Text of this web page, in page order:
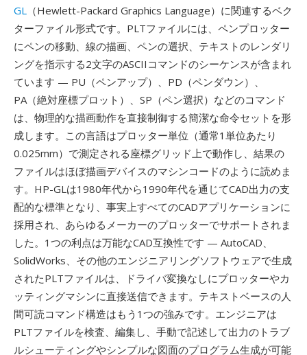
GL （Hewlett-Packard Graphics Language）に関連するベク
ターファイル形式です。PLTファイルには、ペンプロッター
にペンの移動、線の描画、ペンの選択、テキストのレンダリ
ングを指示する2文字のASCIIコマンドのシーケンスが含まれ
ています — PU（ペンアップ）、PD（ペンダウン）、
PA（絶対座標プロット）、SP（ペン選択）などのコマンド
は、物理的な描画動作を直接制御する簡潔な命令セットを形
成します。この言語はプロッター単位（通常1単位あたり
0.025mm）で測定される座標グリッド上で動作し、結果の
ファイルはほぼ描画デバイスのマシンコードのように読めま
す。HP-GLは1980年代から1990年代を通じてCAD出力の支
配的な標準となり、事実上すべてのCADアプリケーションに
採用され、あらゆるメーカーのプロッターでサポートされま
した。1つの利点は万能なCAD互換性です — AutoCAD、
SolidWorks、その他のエンジニアリングソフトウェアで生成
されたPLTファイルは、ドライバ変換なしにプロッターやカ
ッティングマシンに直接送信できます。テキストベースの人
間可読コマンド構造はもう1つの強みです。エンジニアは
PLTファイルを検査、編集し、手動で記述して出力のトラブ
ルシューティングやシンプルな図面のプログラム生成が可能